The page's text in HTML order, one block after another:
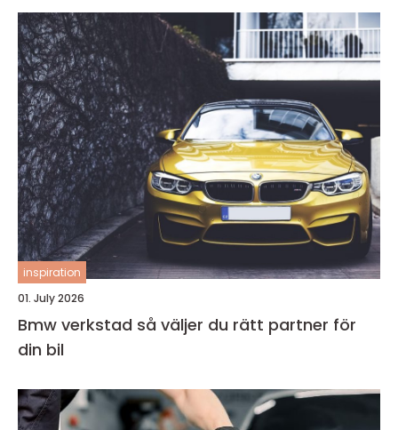
inspiration
01. July 2026
Bmw verkstad så väljer du rätt partner för
din bil